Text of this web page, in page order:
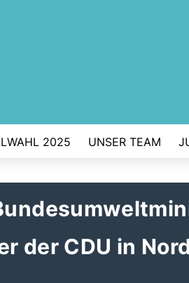
2025 UNSER TEAM
der CDU in